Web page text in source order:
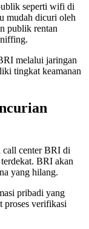
seperti wifi di
mudah dicuri oleh
publik rentan
melalui jaringan
tingkat keamanan
call center BRI di
BRI akan
yang hilang.
pribadi yang
proses verifikasi